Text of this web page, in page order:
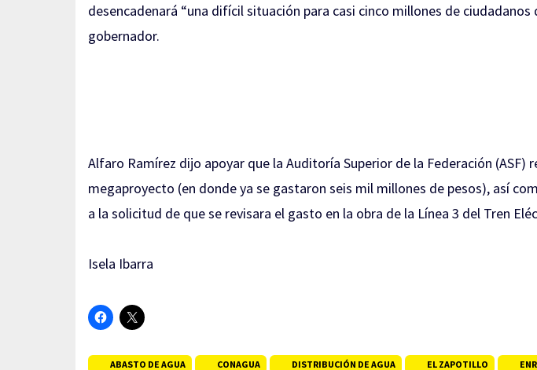
desencadenará “una difícil situación para casi cinco millones de ciudadanos
gobernador.
Alfaro Ramírez dijo apoyar que la Auditoría Superior de la Federación (ASF)
megaproyecto (en donde ya se gastaron seis mil millones de pesos), así
a la solicitud de que se revisara el gasto en la obra de la Línea 3 del Tren
Isela Ibarra
ABASTO DE AGUA CONAGUA DISTRIBUCIÓN DE AGUA EL ZAPOTILLO